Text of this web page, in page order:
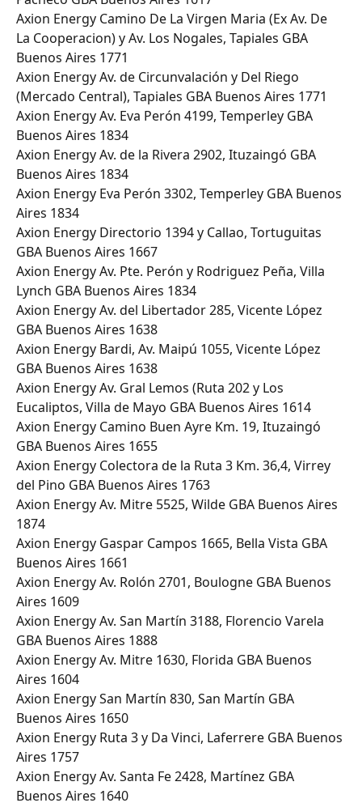
Axion Energy Camino De La Virgen Maria (Ex Av. De
La Cooperacion) y Av. Los Nogales, Tapiales GBA
Buenos Aires 1771
Axion Energy Av. de Circunvalación y Del Riego
(Mercado Central), Tapiales GBA Buenos Aires 1771
Axion Energy Av. Eva Perón 4199, Temperley GBA
Buenos Aires 1834
Axion Energy Av. de la Rivera 2902, Ituzaingó GBA
Buenos Aires 1834
Axion Energy Eva Perón 3302, Temperley GBA Buenos
Aires 1834
Axion Energy Directorio 1394 y Callao, Tortuguitas
GBA Buenos Aires 1667
Axion Energy Av. Pte. Perón y Rodriguez Peña, Villa
Lynch GBA Buenos Aires 1834
Axion Energy Av. del Libertador 285, Vicente López
GBA Buenos Aires 1638
Axion Energy Bardi, Av. Maipú 1055, Vicente López
GBA Buenos Aires 1638
Axion Energy Av. Gral Lemos (Ruta 202 y Los
Eucaliptos, Villa de Mayo GBA Buenos Aires 1614
Axion Energy Camino Buen Ayre Km. 19, Ituzaingó
GBA Buenos Aires 1655
Axion Energy Colectora de la Ruta 3 Km. 36,4, Virrey
del Pino GBA Buenos Aires 1763
Axion Energy Av. Mitre 5525, Wilde GBA Buenos Aires
1874
Axion Energy Gaspar Campos 1665, Bella Vista GBA
Buenos Aires 1661
Axion Energy Av. Rolón 2701, Boulogne GBA Buenos
Aires 1609
Axion Energy Av. San Martín 3188, Florencio Varela
GBA Buenos Aires 1888
Axion Energy Av. Mitre 1630, Florida GBA Buenos
Aires 1604
Axion Energy San Martín 830, San Martín GBA
Buenos Aires 1650
Axion Energy Ruta 3 y Da Vinci, Laferrere GBA Buenos
Aires 1757
Axion Energy Av. Santa Fe 2428, Martínez GBA
Buenos Aires 1640